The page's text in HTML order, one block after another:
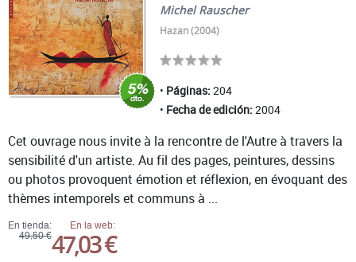
Michel Rauscher
Hazan (2004)
Páginas: 204
Fecha de edición: 2004
En tienda:
49,50 €
En la web:
47,03 €
Cet ouvrage nous invite à la rencontre de l'Autre à travers la
sensibilité d'un artiste. Au fil des pages, peintures, dessins
ou photos provoquent émotion et réflexion, en évoquant des
thèmes intemporels et communs à ...